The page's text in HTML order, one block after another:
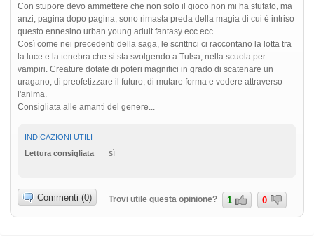
Con stupore devo ammettere che non solo il gioco non mi ha stufato, ma
anzi, pagina dopo pagina, sono rimasta preda della magia di cui è intriso
questo ennesino urban young adult fantasy ecc ecc.
Così come nei precedenti della saga, le scrittrici ci raccontano la lotta tra
la luce e la tenebra che si sta svolgendo a Tulsa, nella scuola per
vampiri. Creature dotate di poteri magnifici in grado di scatenare un
uragano, di preofetizzare il futuro, di mutare forma e vedere attraverso
l'anima.
Consigliata alle amanti del genere...
INDICAZIONI UTILI
Lettura consigliata
sì
Commenti (0) Trovi utile questa opinione? 1 0